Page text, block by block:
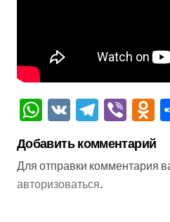
WhatsApp
VK
Добавить комментарий
Для отправки комментария
авторизоваться.